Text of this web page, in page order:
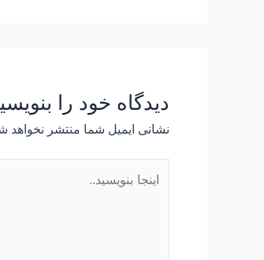
دیدگاه‌ خود را
نشانی ایمیل شما منتشر نخواهد
بنویسید..